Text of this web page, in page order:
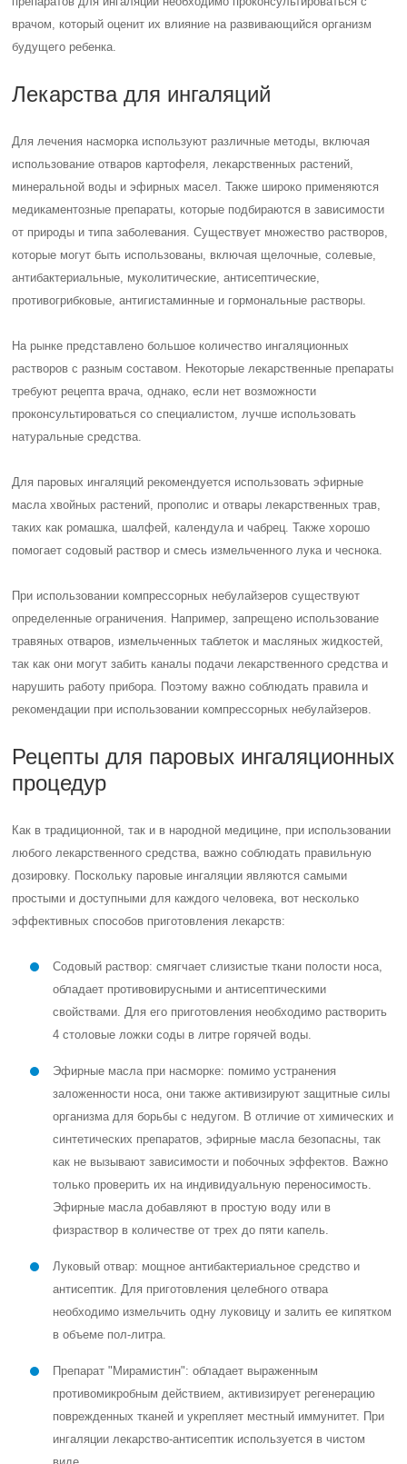
врачом, который оценит их влияние на развивающийся организм
будущего ребенка.
Лекарства для ингаляций
Для лечения насморка используют различные методы, включая
использование отваров картофеля, лекарственных растений,
минеральной воды и эфирных масел. Также широко применяются
медикаментозные препараты, которые подбираются в зависимости
от природы и типа заболевания. Существует множество растворов,
которые могут быть использованы, включая щелочные, солевые,
антибактериальные, муколитические, антисептические,
противогрибковые, антигистаминные и гормональные растворы.
На рынке представлено большое количество ингаляционных
растворов с разным составом. Некоторые лекарственные препараты
требуют рецепта врача, однако, если нет возможности
проконсультироваться со специалистом, лучше использовать
натуральные средства.
Для паровых ингаляций рекомендуется использовать эфирные
масла хвойных растений, прополис и отвары лекарственных трав,
таких как ромашка, шалфей, календула и чабрец. Также хорошо
помогает содовый раствор и смесь измельченного лука и чеснока.
При использовании компрессорных небулайзеров существуют
определенные ограничения. Например, запрещено использование
травяных отваров, измельченных таблеток и масляных жидкостей,
так как они могут забить каналы подачи лекарственного средства и
нарушить работу прибора. Поэтому важно соблюдать правила и
рекомендации при использовании компрессорных небулайзеров.
Рецепты для паровых ингаляционных
процедур
Как в традиционной, так и в народной медицине, при использовании
любого лекарственного средства, важно соблюдать правильную
дозировку. Поскольку паровые ингаляции являются самыми
простыми и доступными для каждого человека, вот несколько
эффективных способов приготовления лекарств:
Содовый раствор: смягчает слизистые ткани полости носа,
обладает противовирусными и антисептическими
свойствами. Для его приготовления необходимо растворить
4 столовые ложки соды в литре горячей воды.
Эфирные масла при насморке: помимо устранения
заложенности носа, они также активизируют защитные силы
организма для борьбы с недугом. В отличие от химических и
синтетических препаратов, эфирные масла безопасны, так
как не вызывают зависимости и побочных эффектов. Важно
только проверить их на индивидуальную переносимость.
Эфирные масла добавляют в простую воду или в
физраствор в количестве от трех до пяти капель.
Луковый отвар: мощное антибактериальное средство и
антисептик. Для приготовления целебного отвара
необходимо измельчить одну луковицу и залить ее кипятком
в объеме пол-литра.
Препарат "Мирамистин": обладает выраженным
противомикробным действием, активизирует регенерацию
поврежденных тканей и укрепляет местный иммунитет. При
ингаляции лекарство-антисептик используется в чистом